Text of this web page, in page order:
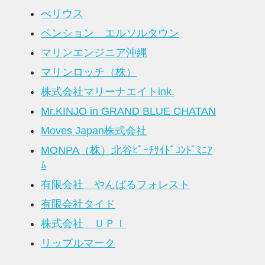
べリウス
ペンション エルソルタウン
マリンエンジニア沖縄
マリンロッチ（株）
株式会社マリーナエイトink.
Mr.KINJO in GRAND BLUE CHATAN
Moves Japan株式会社
MONPA（株）北谷ﾋﾞｰﾁｻｲﾄﾞｺﾝﾄﾞﾐﾆｱ
ﾑ
有限会社 やんばるフォレスト
有限会社タイド
株式会社 ＵＰＩ
リップルマーク